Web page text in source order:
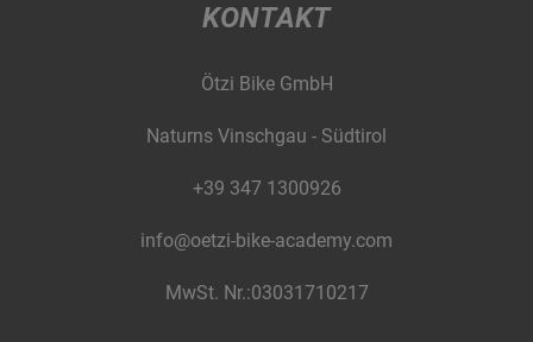
KONTAKT
Ötzi Bike GmbH
Naturns Vinschgau - Südtirol
+39 347 1300926
info@oetzi-bike-academy.com
MwSt. Nr.:03031710217